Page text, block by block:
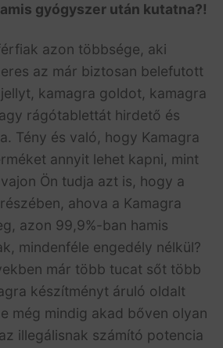
gyógyszer után kutatna?!
azon többsége, aki
az már biztosan belefutott
kamagra goldot, kamagra
rágótablettát hirdető és
Tény és való, hogy Kamagra
annyit lehet kapni, mint
Ön tudja azt is, hogy a
ahova a Kamagra
azon 99,9%-ban hamis
mindenféle engedély nélkül?
már több tucat sőt több
készítményt áruló oldalt
még mindig akad bőven olyan
illegálisnak számító potencia